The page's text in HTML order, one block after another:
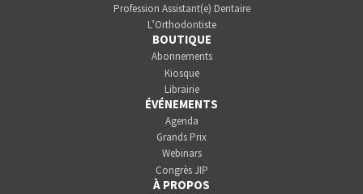
Profession Assistant(e) Dentaire
L’Orthodontiste
BOUTIQUE
Abonnements
Kiosque
Librairie
ÉVÉNEMENTS
Agenda
Grands Prix
Webinars
Congrès JIP
À PROPOS